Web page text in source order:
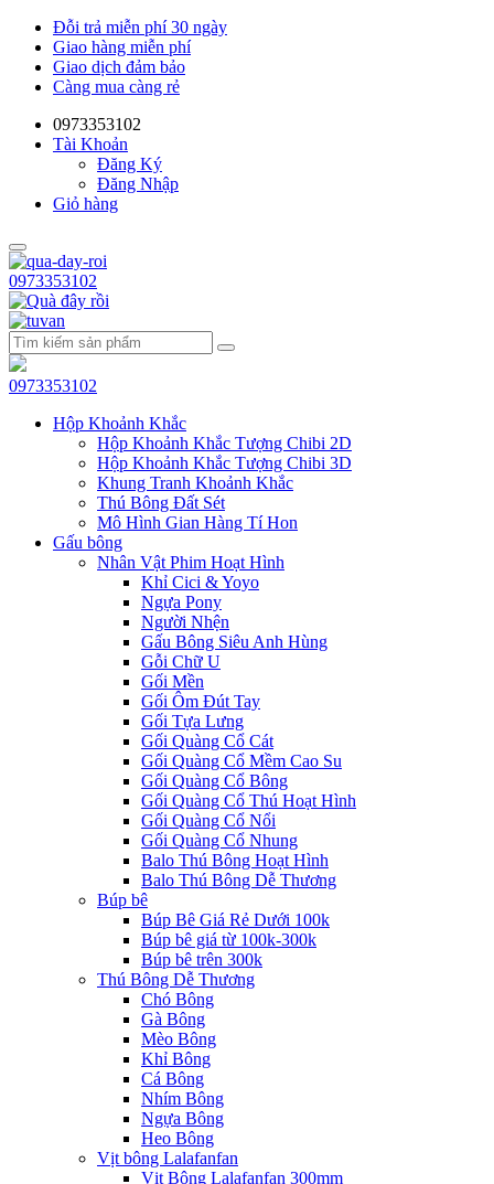
Đỗi trả miễn phí 30 ngày
Giao hàng miễn phí
Giao dịch đảm bảo
Càng mua càng rẻ
0973353102
Tài Khoản
Đăng Ký
Đăng Nhập
Giỏ hàng
0973353102
0973353102
Hộp Khoảnh Khắc
Hộp Khoảnh Khắc Tượng Chibi 2D
Hộp Khoảnh Khắc Tượng Chibi 3D
Khung Tranh Khoảnh Khắc
Thú Bông Đất Sét
Mô Hình Gian Hàng Tí Hon
Gấu bông
Nhân Vật Phim Hoạt Hình
Khỉ Cici & Yoyo
Ngựa Pony
Người Nhện
Gấu Bông Siêu Anh Hùng
Gỗi Chữ U
Gối Mền
Gối Ôm Đút Tay
Gối Tựa Lưng
Gối Quàng Cổ Cát
Gối Quàng Cổ Mềm Cao Su
Gối Quàng Cổ Bông
Gối Quàng Cổ Thú Hoạt Hình
Gối Quàng Cổ Nổi
Gối Quàng Cổ Nhung
Balo Thú Bông Hoạt Hình
Balo Thú Bông Dễ Thương
Búp bê
Búp Bê Giá Rẻ Dưới 100k
Búp bê giá từ 100k-300k
Búp bê trên 300k
Thú Bông Dễ Thương
Chó Bông
Gà Bông
Mèo Bông
Khỉ Bông
Cá Bông
Nhím Bông
Ngựa Bông
Heo Bông
Vịt bông Lalafanfan
Vịt Bông Lalafanfan 300mm